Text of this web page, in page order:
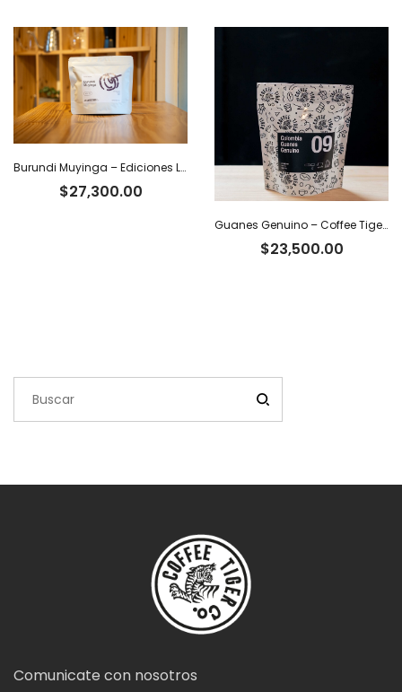
Burundi Muyinga – Ediciones Limitadas Tiger
$27,300.00
Guanes Genuino – Coffee Tiger Co
$23,500.00
Comunicate con nosotros